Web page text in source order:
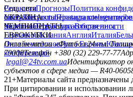
РедакцияПрогнозыПолитика
сайтуКонтактыПравила
политикаСтруктура собственности
Соц. сети
facebookxyoutubeinstagramtelegram
УКРАИНА
УкраинаПервая лигаВторая лига
ЧЕМПИОНАТЫ
ГерманияИспанияАнглияИталия
ЕВРОКУБКИ
Лига чемпионовЛига Европы
конференций
Онлайн-медиа «Футбол 24»пл.
79008Телефон +380 (32) 229-77-77
legal@24tv.com.uaИдентификатор
субъектов в сфере медиа — R40-
21+Материалы сайта предназначены
При цитировании и использовании